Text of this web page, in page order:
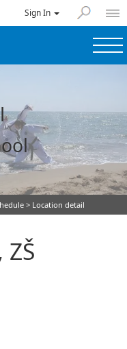
Sign In
> Location detail